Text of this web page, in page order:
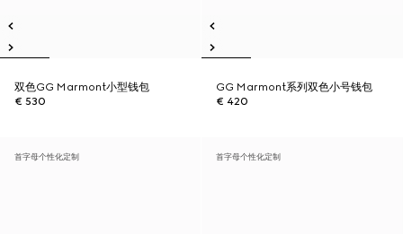
双色GG Marmont小型钱包
€ 530
GG Marmont系列双色小号钱包
€ 420
首字母个性化定制 首字母个性化定制